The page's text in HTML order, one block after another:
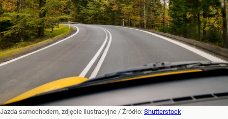
Jazda samochodem, zdjęcie ilustracyjne / Źródło: Shutterstock